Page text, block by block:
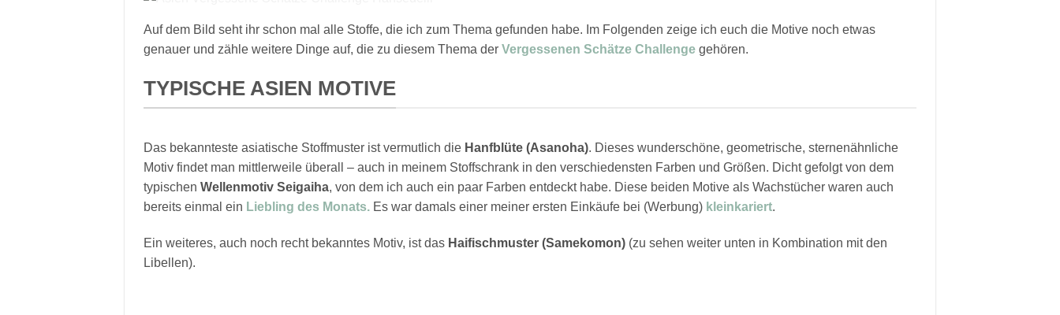
Auf dem Bild seht ihr schon mal alle Stoffe, die ich zum Thema gefunden habe. Im Folgenden zeige ich euch die Motive noch etwas
genauer und zähle weitere Dinge auf, die zu diesem Thema der Vergessenen Schätze Challengegehören.
TYPISCHE ASIEN MOTIVE
Das bekannteste asiatische Stoffmuster ist vermutlich die Hanfblüte (Asanoha). Dieses wunderschöne, geometrische, sternenähnliche
Motiv findet man mittlerweile überall – auch in meinem Stoffschrank in den verschiedensten Farben und Größen. Dicht gefolgt von dem
typischen Wellenmotiv Seigaiha, von dem ich auch ein paar Farben entdeckt habe. Diese beiden Motive als Wachstücher waren auch
bereits einmal ein Liebling des Monats.Es war damals einer meiner ersten Einkäufe bei (Werbung) kleinkariert.
Ein weiteres, auch noch recht bekanntes Motiv, ist das Haifischmuster (Samekomon)(zu sehen weiter unten in Kombination mit den
Libellen).